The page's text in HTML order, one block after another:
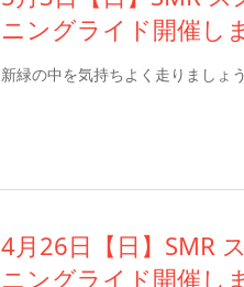
ニングライド開催し
新緑の中を気持ちよく走りましょ
4月26日【日】SMR
ニングライド開催し